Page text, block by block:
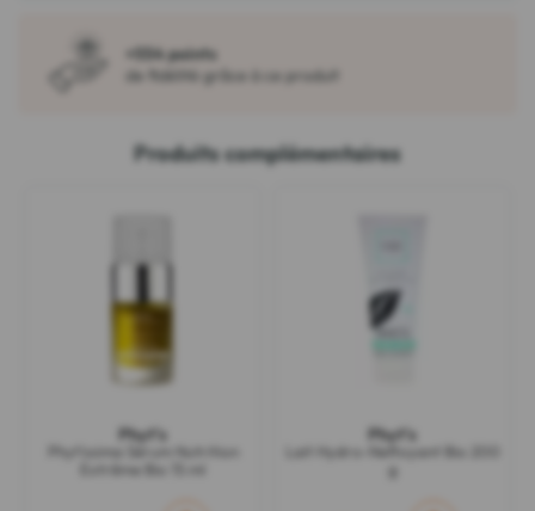
+554 points
de fidélité grâce à ce produit
Produits complémentaires
Phyt's
Phyt'ssima Sérum Nutrition
Phyt's
Lait Hydro-Nettoyant Bio 200